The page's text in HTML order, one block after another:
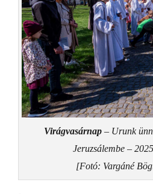
Virágvasárnap– Urunk
Jeruzsálembe –
[Fotó: Vargáné